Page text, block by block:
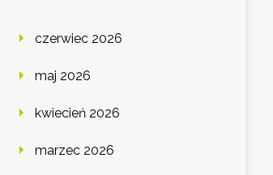
czerwiec 2026
maj 2026
kwiecień 2026
marzec 2026